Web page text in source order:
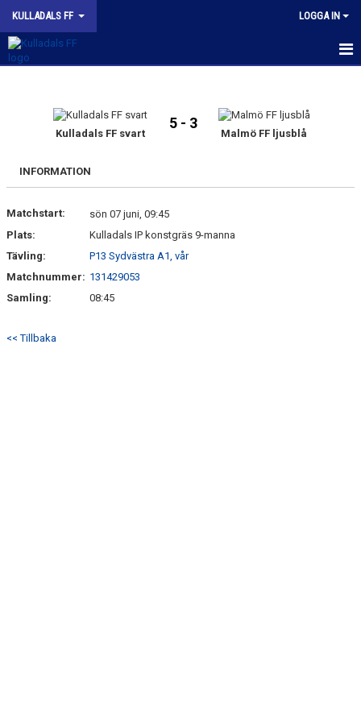
KULLADALS FF LOGGA IN
OM KLUBBEN
INFORMATION MED POLICY
BILDGALLERI
MATCHER
Kulladals FF svart
5 - 3
Malmö FF ljusblå
INFORMATION
Matchstart:
sön 07 juni, 09:45
Plats:
Kulladals IP konstgräs 9-manna
Tävling:
P13 Sydvästra A1, vår
Matchnummer: 131429053
Samling:
08:45
<< Tillbaka